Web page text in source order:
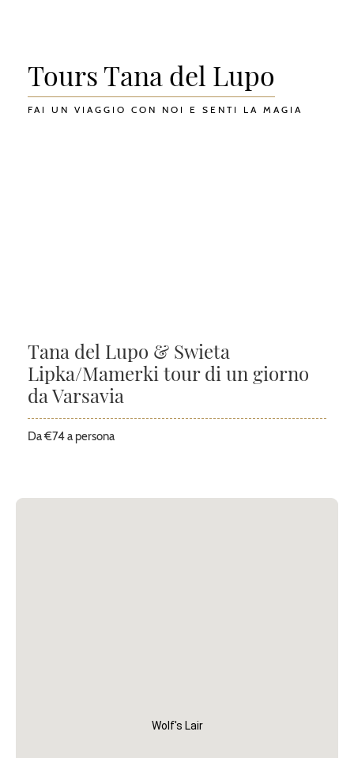
Tours Tana del Lupo
FAI UN VIAGGIO CON NOI E SENTI LA MAGIA
Tana del Lupo & Swieta
Lipka/Mamerki tour di un giorno
da Varsavia
Da €74 a persona
Wolf's Lair